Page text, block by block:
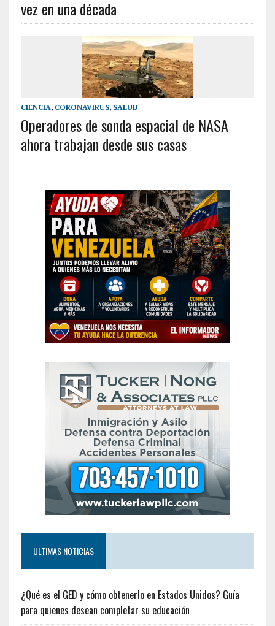
vez en una década
CIENCIA, CORONAVIRUS, SALUD
Operadores de sonda espacial de NASA
ahora trabajan desde sus casas
ULTIMAS NOTICIAS
¿Qué es el GED y cómo obtenerlo en Estados Unidos? Guía
para quienes desean completar su educación